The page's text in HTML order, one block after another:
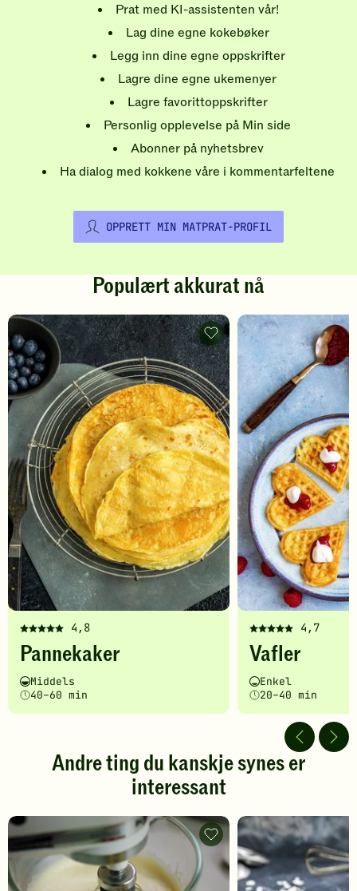
Prat med KI-assistenten vår!
Lag dine egne kokebøker
Legg inn dine egne oppskrifter
Lagre dine egne ukemenyer
Lagre favorittoppskrifter
Personlig opplevelse på Min side
Abonner på nyhetsbrev
Ha dialog med kokkene våre i kommentarfeltene
OPPRETT MIN MATPRAT-PROFIL
Populært akkurat nå
4,8
Denne
oppskriften
fått
5
av
stjerner.
gi
din
vurdering.
Pannekaker
Vanskelighetsgrad
Middels
Tilberedningstid
40–60 min
Pannekaker
-
legg
til
favoritter
4,7
Denne
oppskriften
fått
5
av
stjerner.
Klikk
gi
din
vurdering.
Vafler
Vanskelighetsgrad
Enkel
Tilberedningstid
20–40 min
Andre ting du kanskje synes er
interessant
Eggedosis
eller
smør
og
sukker